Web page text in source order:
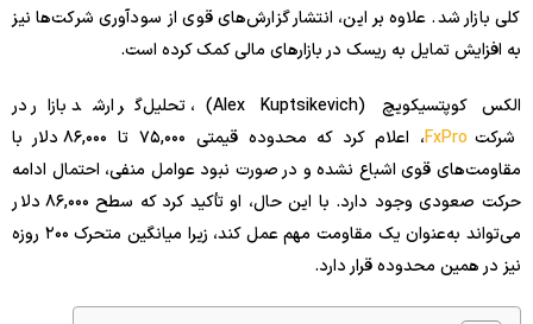
کلی بازار شد. علاوه بر این، انتشار گزارش‌های قوی از سودآوری شرکت‌ها نیز
به افزایش تمایل به ریسک در بازارهای مالی کمک کرده است.
الکس کوپتسیکویچ (Alex Kuptsikevich)، تحلیل‌گر ارشد بازار در
شرکت FxPro
، اعلام کرد که محدوده قیمتی ۷۵,۰۰۰ تا ۸۶,۰۰۰ دلار با
مقاومت‌های قوی اشباع نشده و در صورت نبود عوامل منفی، احتمال ادامه
حرکت صعودی وجود دارد. با این حال، او تأکید کرد که سطح ۸۶,۰۰۰ دلار
می‌تواند به‌عنوان یک مقاومت مهم عمل کند، زیرا میانگین متحرک ۲۰۰ روزه
نیز در همین محدوده قرار دارد.